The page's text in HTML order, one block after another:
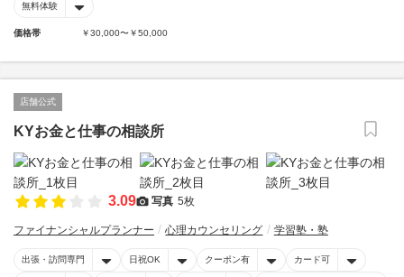
無料体験
価格帯 ￥30,000〜￥50,000
店舗公式
KYお金と仕事の相談所
3.09 写真 5枚
ファイナンシャルプランナー 心理カウンセリング 学習塾・塾
出張・訪問専門 日祝OK クーポン有 カード可